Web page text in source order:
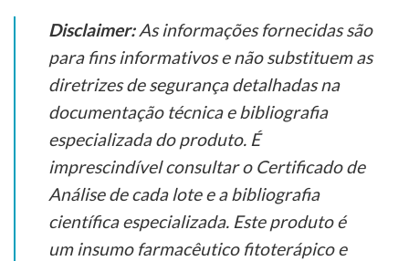
Disclaimer:As informações fornecidas são
para fins informativos e não substituem as
diretrizes de segurança detalhadas na
documentação técnica e bibliografia
especializada do produto. É
imprescindível consultar o Certificado de
Análise de cada lote e a bibliografia
científica especializada. Este produto é
um insumo farmacêutico fitoterápico e